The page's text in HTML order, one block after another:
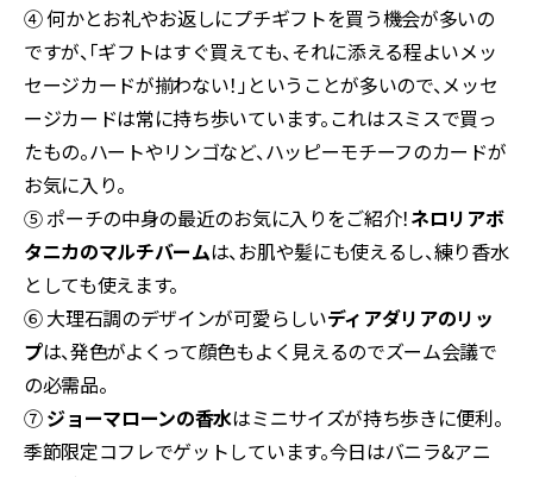
④ 何かとお礼やお返しにプチギフトを買う機会が多いの
ですが、「ギフトはすぐ買えても、それに添える程よいメッ
セージカードが揃わない！」ということが多いので、メッセ
ージカードは常に持ち歩いています。これはスミスで買っ
たもの。ハートやリンゴなど、ハッピーモチーフのカードが
お気に入り。
⑤ ポーチの中身の最近のお気に入りをご紹介！ネロリアボ
タニカのマルチバームは、お肌や髪にも使えるし、練り香水
としても使えます。
⑥ 大理石調のデザインが可愛らしいディアダリアのリッ
プは、発色がよくって顔色もよく見えるのでズーム会議で
の必需品。
⑦ジョーマローンの香水はミニサイズが持ち歩きに便利。
季節限定コフレでゲットしています。今日はバニラ&アニ